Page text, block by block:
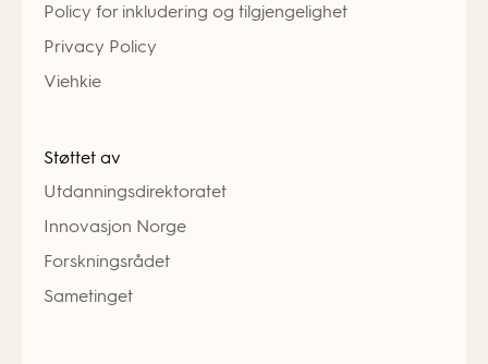
Policy for inkludering og tilgjengelighet
Privacy Policy
Viehkie
Støttet av
Utdanningsdirektoratet
Innovasjon Norge
Forskningsrådet
Sametinget